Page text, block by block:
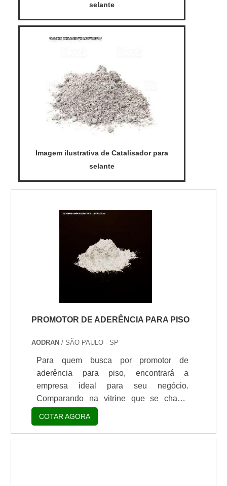
selante
Imagem ilustrativa de Catalisador para
selante
PROMOTOR DE ADERÊNCIA PARA PISO
AODRAN / SÃO PAULO - SP
Para quem busca por promotor de
aderência para piso, encontrará a
empresa ideal para seu negócio.
Comparando na vitrine que se chama
Soluções Industriais e conhecendo a
maior referência no mercado em seu
próprio segmento.É importante lembrar
COTAR AGORA